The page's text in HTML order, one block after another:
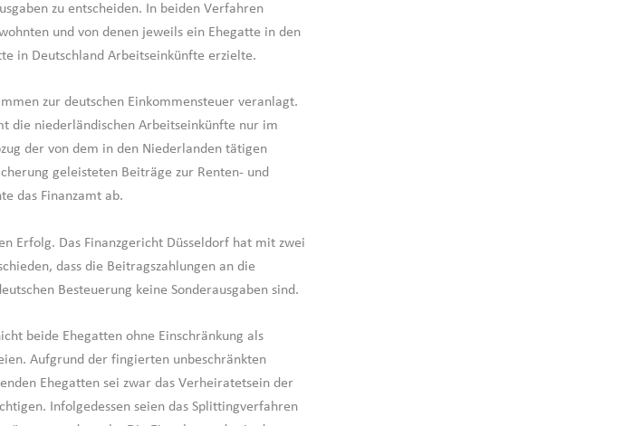
zu entscheiden. In beiden Verfahren
und von denen jeweils ein Ehegatte in den
in Deutschland Arbeitseinkünfte erzielte.
zur deutschen Einkommensteuer veranlagt.
die niederländischen Arbeitseinkünfte nur im
der von dem in den Niederlanden tätigen
geleisteten Beiträge zur Renten- und
das Finanzamt ab.
Erfolg. Das Finanzgericht Düsseldorf hat mit zwei
dass die Beitragszahlungen an die
Besteuerung keine Sonderausgaben sind.
beide Ehegatten ohne Einschränkung als
Aufgrund der fingierten unbeschränkten
Ehegatten sei zwar das Verheiratetsein der
Infolgedessen seien das Splittingverfahren